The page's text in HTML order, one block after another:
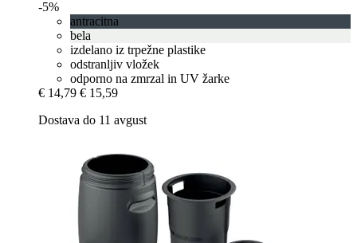
-5%
antracitna
bela
izdelano iz trpežne plastike
odstranljiv vložek
odporno na zmrzal in UV žarke
€ 14,79 € 15,59
Dostava do 11 avgust